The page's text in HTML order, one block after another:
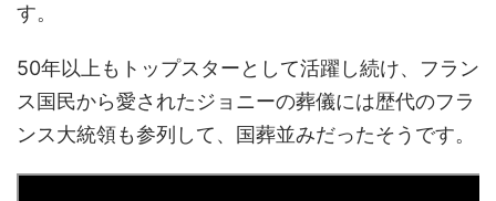
す。
50年以上もトップスターとして活躍し続け、フラン
ス国民から愛されたジョニーの葬儀には歴代のフラ
ンス大統領も参列して、国葬並みだったそうです。